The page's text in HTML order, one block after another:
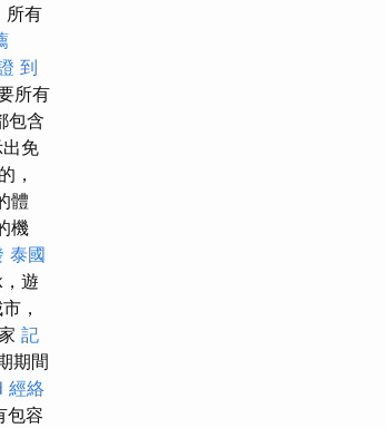
所有
到
所有
包含
免
，
體
機
泰國
遊
，
記
期間
經絡
包容